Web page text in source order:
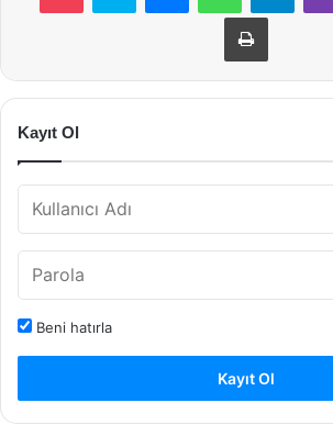
Yazdır
Kayıt Ol
Beni hatırla
Kayıt Ol